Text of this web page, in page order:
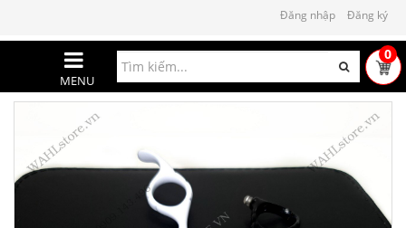
Đăng nhập Đăng ký
MENU
0